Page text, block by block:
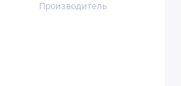
Производитель